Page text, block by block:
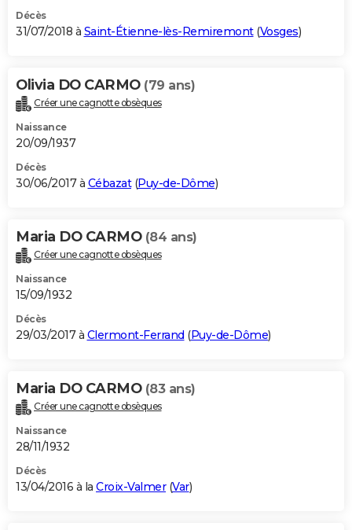
Décès
31/07/2018 à Saint-Étienne-lès-Remiremont(Vosges)
Olivia DO CARMO (79 ans)
Créer une cagnotte obsèques
Naissance
20/09/1937
Décès
30/06/2017 à Cébazat(Puy-de-Dôme)
Maria DO CARMO (84 ans)
Créer une cagnotte obsèques
Naissance
15/09/1932
Décès
29/03/2017 à Clermont-Ferrand (Puy-de-Dôme)
Maria DO CARMO (83 ans)
Créer une cagnotte obsèques
Naissance
28/11/1932
Décès
13/04/2016 à la Croix-Valmer(Var)